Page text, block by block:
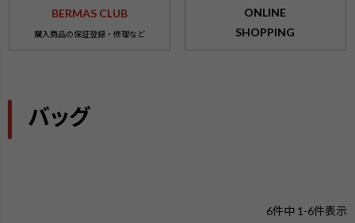
BERMAS CLUB
購入商品の保証登録・修理など
ONLINE
SHOPPING
バッグ
6件中 1 -6件表示